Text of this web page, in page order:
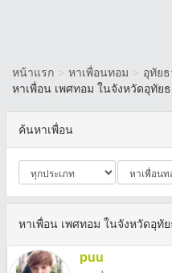
หน้าแรก > หาเพื่อนทอม > อุทัย
หาเพื่อน เพศทอม ในจังหวัดอุทัย
ค้นหาเพื่อน
หาเพื่อน เพศทอม ในจังหวัดอุทั
puu